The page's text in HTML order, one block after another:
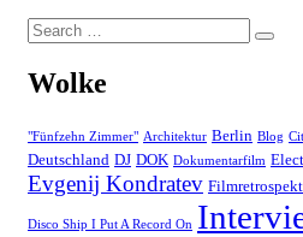
Search
for:
Search
Wolke
"Fünfzehn Zimmer" Architektur Berlin Blog
Deutschland DJ DOK Dokumentarfilm
Evgenij Kondratev
Disco Ship I Put A Record On